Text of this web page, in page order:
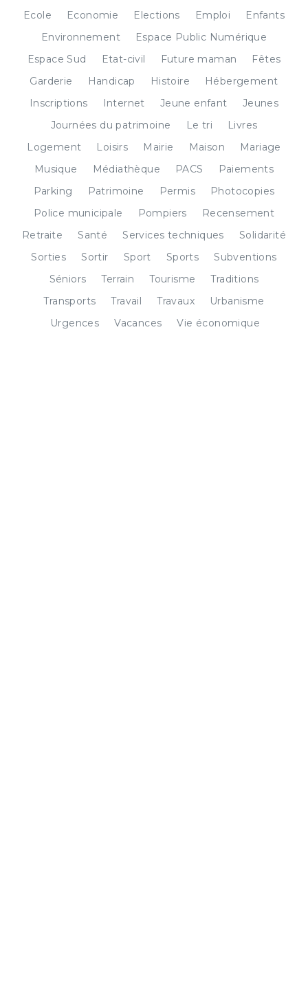
Ecole
Economie Elections Emploi
Enfants
Environnement
Espace Public Numérique
Espace Sud
Etat-civil Future maman
Fêtes
Garderie
Handicap Histoire
Hébergement
Inscriptions
Internet Jeune enfant
Jeunes
Journées du patrimoine
Le tri
Livres
Logement
Loisirs Mairie Maison
Mariage
Musique
Médiathèque PACS
Paiements
Parking
Patrimoine Permis
Photocopies
Police municipale
Pompiers
Recensement
Retraite
Santé Services techniques
Solidarité
Sorties
Sortir Sport Sports
Subventions
Séniors
Terrain Tourisme
Traditions
Transports
Travail Travaux
Urbanisme
Urgences
Vacances Vie économique